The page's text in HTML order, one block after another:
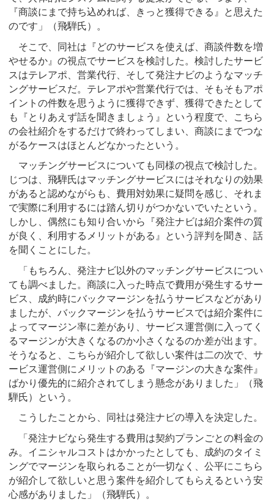
『商談にまで持ち込めれば、きっと獲得できる』と思えた
のです」（飛騨氏）。
そこで、同社は『どのサービスを使えば、商談件数を増
やせるか』の視点でサービスを検討した。検討したサービ
スはテレアポ、営業代行、そして発注ナビのようなマッチ
ングサービスだ。テレアポや営業代行では、そもそもアポ
イントの件数を思うように獲得できず、獲得できたとして
も『とりあえず話を聞きましょう』という程度で、こちら
の会社紹介をするだけで終わってしまい、商談にまでつな
がるケースはほとんどなかったという。
マッチングサービスについても同様の視点で検討した。
じつは、飛騨氏はマッチングサービスにはそれなりの効果
があると認めながらも、費用対効果に疑問を感じ、それま
で実際に利用するには踏ん切りがつかないでいたという。
しかし、偶然にも知り合いから『発注ナビは紹介案件の質
が良く、利用するメリットがある』という評判を聞き、話
を聞くことにした。
「もちろん、発注ナビ以外のマッチングサービスについ
ても調べました。商談に入った時点で費用が発生するサー
ビス、成約時にバックマージンを払うサービスなどがあり
ましたが、バックマージンを払うサービスでは紹介案件に
よってマージン率に差があり、サービス運営側に入ってく
るマージンが大きくなるのか小さくなるのか差が出ます。
そうなると、こちらが紹介して欲しい案件は二の次で、サ
ービス運営側にメリットのある『マージンの大きな案件』
ばかり優先的に紹介されてしまう懸念がありました」（飛
騨氏）という。
こうしたことから、同社は発注ナビの導入を決定した。
「発注ナビなら発生する費用は契約プランごとの料金の
み。イニシャルコストはかかったとしても、成約のタイミ
ングでマージンを取られることが一切なく、公平にこちら
が紹介して欲しいと思う案件を紹介してもらえるという安
心感がありました」（飛騨氏）。